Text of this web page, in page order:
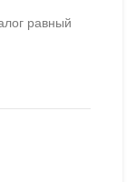
равный